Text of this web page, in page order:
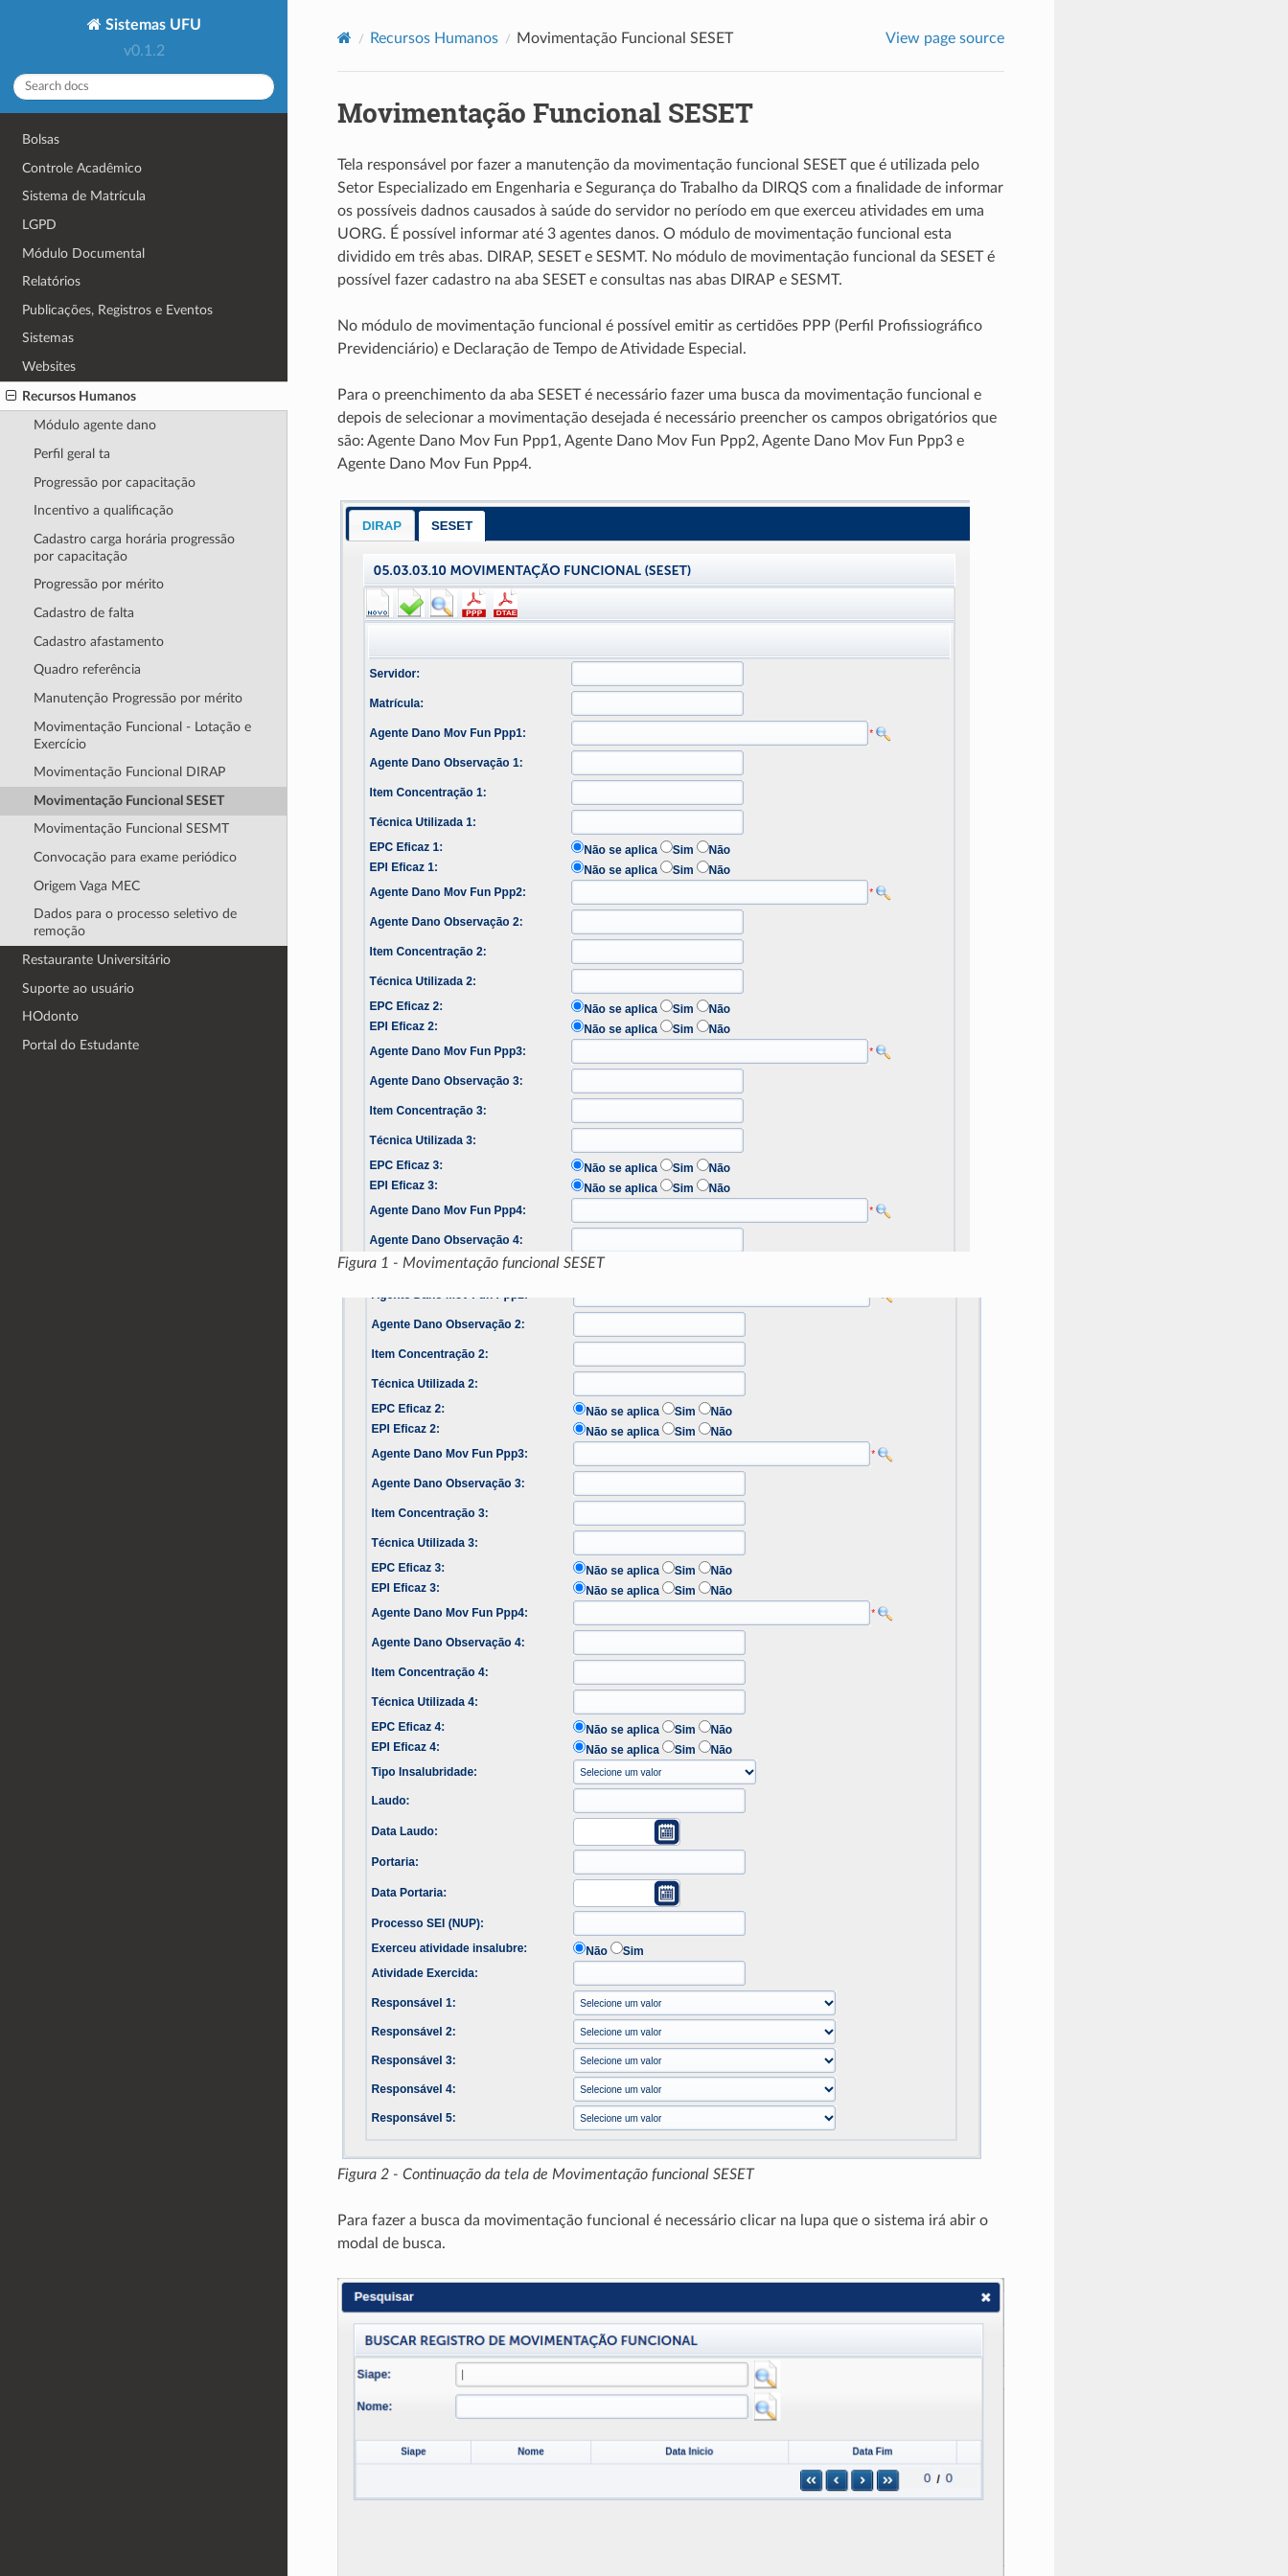
Sistemas UFU
v0.1.2
Bolsas
Controle Acadêmico
Sistema de Matrícula
LGPD
Módulo Documental
Relatórios
Publicações, Registros e Eventos
Sistemas
Websites
Recursos Humanos
Módulo agente dano
Perfil geral ta
Progressão por capacitação
Incentivo a qualificação
Cadastro carga horária progressão
por capacitação
Progressão por mérito
Cadastro de falta
Cadastro afastamento
Quadro referência
Manutenção Progressão por mérito
Movimentação Funcional - Lotação e
Exercício
Movimentação Funcional DIRAP
Movimentação Funcional SESET
Movimentação Funcional SESMT
Convocação para exame periódico
Origem Vaga MEC
Dados para o processo seletivo de
remoção
Restaurante Universitário
Suporte ao usuário
HOdonto
Portal do Estudante
Recursos Humanos Movimentação Funcional SESET View page source
Movimentação Funcional SESET
Tela responsável por fazer a manutenção da movimentação funcional SESET que é utilizada pelo
Setor Especializado em Engenharia e Segurança do Trabalho da DIRQS com a finalidade de informar
os possíveis dadnos causados à saúde do servidor no período em que exerceu atividades em uma
UORG. É possível informar até 3 agentes danos. O módulo de movimentação funcional esta
dividido em três abas. DIRAP, SESET e SESMT. No módulo de movimentação funcional da SESET é
possível fazer cadastro na aba SESET e consultas nas abas DIRAP e SESMT.
No módulo de movimentação funcional é possível emitir as certidões PPP (Perfil Profissiográfico
Previdenciário) e Declaração de Tempo de Atividade Especial.
Para o preenchimento da aba SESET é necessário fazer uma busca da movimentação funcional e
depois de selecionar a movimentação desejada é necessário preencher os campos obrigatórios que
são: Agente Dano Mov Fun Ppp1, Agente Dano Mov Fun Ppp2, Agente Dano Mov Fun Ppp3 e
Agente Dano Mov Fun Ppp4.
Figura 1 - Movimentação funcional SESET
Figura 2 - Continuação da tela de Movimentação funcional SESET
Para fazer a busca da movimentação funcional é necessário clicar na lupa que o sistema irá abir o
modal de busca.